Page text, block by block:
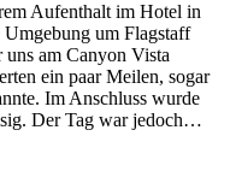
Aufenthalt im Hotel in
um Flagstaff
am Canyon Vista
ein paar Meilen, sogar
Im Anschluss wurde
Der Tag war jedoch…